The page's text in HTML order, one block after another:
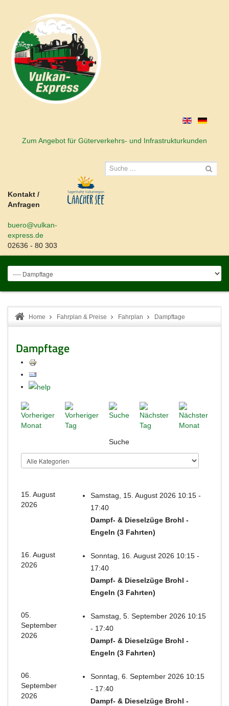
Zum Angebot für Güterverkehrs- und Infrastrukturkunden
Kontakt /
Anfragen
buero@vulkan-
express.de
02636 - 80 303
Home Fahrplan & Preise Fahrplan Dampftage
Dampftage
Suche
15. August
2026
Samstag, 15. August 2026 10:15 -
17:40
Dampf- & Dieselzüge Brohl -
Engeln (3 Fahrten)
16. August
2026
Sonntag, 16. August 2026 10:15 -
17:40
Dampf- & Dieselzüge Brohl -
Engeln (3 Fahrten)
05.
September
2026
Samstag, 5. September 2026 10:15
- 17:40
Dampf- & Dieselzüge Brohl -
Engeln (3 Fahrten)
06.
September
2026
Sonntag, 6. September 2026 10:15
- 17:40
Dampf- & Dieselzüge Brohl -